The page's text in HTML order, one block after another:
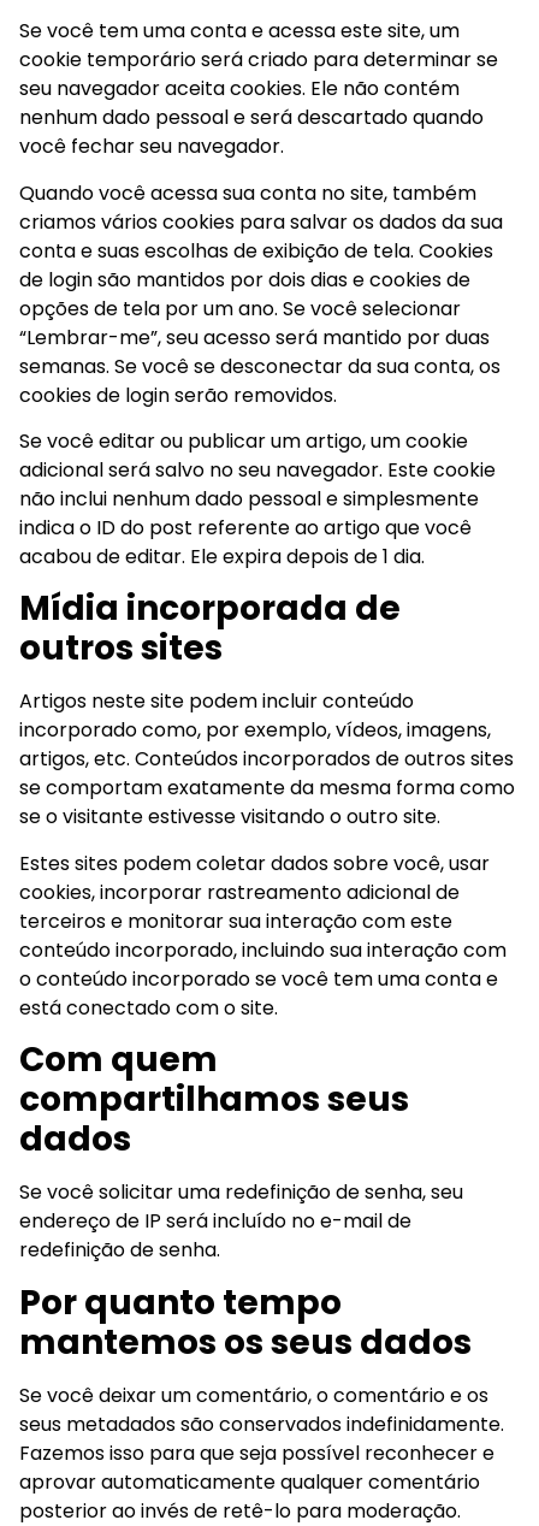
Se você tem uma conta e acessa este site, um
cookie temporário será criado para determinar se
seu navegador aceita cookies. Ele não contém
nenhum dado pessoal e será descartado quando
você fechar seu navegador.
Quando você acessa sua conta no site, também
criamos vários cookies para salvar os dados da sua
conta e suas escolhas de exibição de tela. Cookies
de login são mantidos por dois dias e cookies de
opções de tela por um ano. Se você selecionar
“Lembrar-me”, seu acesso será mantido por duas
semanas. Se você se desconectar da sua conta, os
cookies de login serão removidos.
Se você editar ou publicar um artigo, um cookie
adicional será salvo no seu navegador. Este cookie
não inclui nenhum dado pessoal e simplesmente
indica o ID do post referente ao artigo que você
acabou de editar. Ele expira depois de 1 dia.
Mídia incorporada de
outros sites
Artigos neste site podem incluir conteúdo
incorporado como, por exemplo, vídeos, imagens,
artigos, etc. Conteúdos incorporados de outros sites
se comportam exatamente da mesma forma como
se o visitante estivesse visitando o outro site.
Estes sites podem coletar dados sobre você, usar
cookies, incorporar rastreamento adicional de
terceiros e monitorar sua interação com este
conteúdo incorporado, incluindo sua interação com
o conteúdo incorporado se você tem uma conta e
está conectado com o site.
Com quem
compartilhamos seus
dados
Se você solicitar uma redefinição de senha, seu
endereço de IP será incluído no e-mail de
redefinição de senha.
Por quanto tempo
mantemos os seus dados
Se você deixar um comentário, o comentário e os
seus metadados são conservados indefinidamente.
Fazemos isso para que seja possível reconhecer e
aprovar automaticamente qualquer comentário
posterior ao invés de retê-lo para moderação.